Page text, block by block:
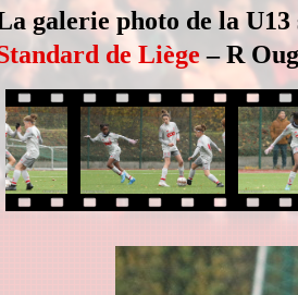
galerie photo de la U13
de Liège– R